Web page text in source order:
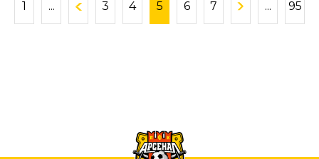
1 ... 3 4 5 6 7 ... 95